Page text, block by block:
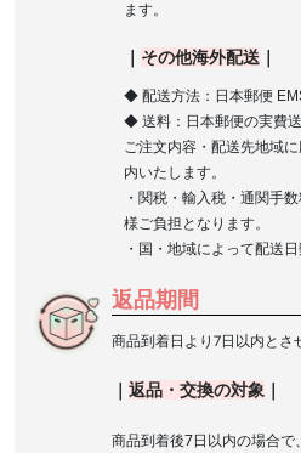
返品期間
商品到着日より7日以内とさ
返品 ・ 交換の対象
商品到着後7日以内の場合で
ます。
その他海外配送
◆ 配送方法：日本郵便
◆ 送料：日本郵便の実費
ご注文内容・配送先地域
内いたします。
・関税・輸入税・通関手
様ご負担となります。
・国・地域によって配送日